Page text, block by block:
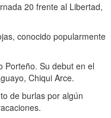
20 frente al Libertad,
conocido popularmente
Porteño. Su debut en el
Chiqui Arce.
de burlas por algún